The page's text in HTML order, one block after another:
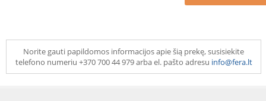
Norite gauti papildomos informacijos apie šią prekę, susisiekite
telefono numeriu +370 700 44 979 arba el. pašto adresu info@fera.lt